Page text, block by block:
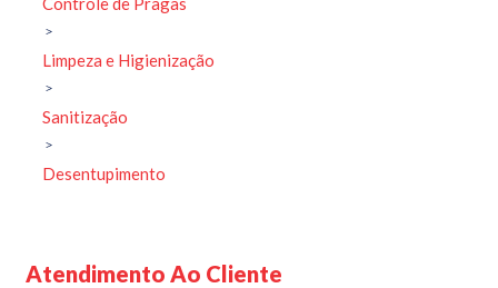
Limpeza e Higienização
Sanitização
Desentupimento
Atendimento Ao Cliente